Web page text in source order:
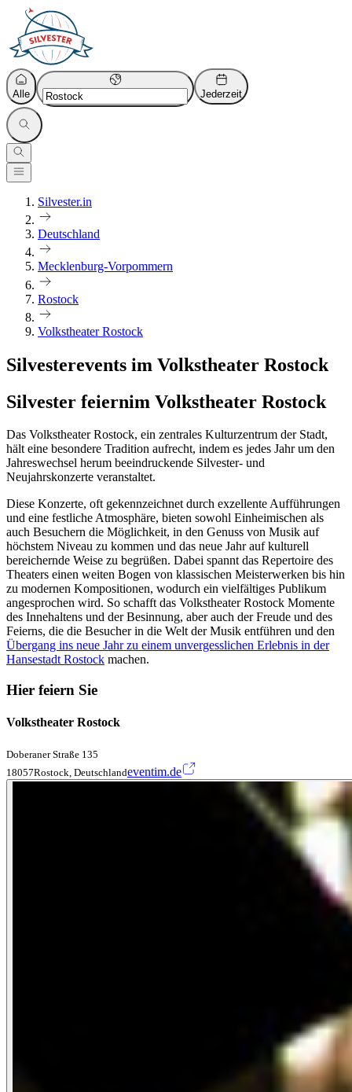
Alle Jederzeit
Silvester.in
Deutschland
Mecklenburg-Vorpommern
Rostock
Volkstheater Rostock
Silvesterevents im Volkstheater Rostock
Silvester feiernim Volkstheater Rostock
Das Volkstheater Rostock, ein zentrales Kulturzentrum der Stadt,
hält eine besondere Tradition aufrecht, indem es jedes Jahr um den
Jahreswechsel herum beeindruckende Silvester- und
Neujahrskonzerte veranstaltet.
Diese Konzerte, oft gekennzeichnet durch exzellente Aufführungen
und eine festliche Atmosphäre, bieten sowohl Einheimischen als
auch Besuchern die Möglichkeit, in den Genuss von Musik auf
höchstem Niveau zu kommen und das neue Jahr auf kulturell
bereichernde Weise zu begrüßen. Dabei spannt das Repertoire des
Theaters einen weiten Bogen von klassischen Meisterwerken bis hin
zu modernen Kompositionen, wodurch ein vielfältiges Publikum
angesprochen wird. So schafft das Volkstheater Rostock Momente
des Innehaltens und der Besinnung, aber auch der Freude und des
Feierns, die die Besucher in die Welt der Musik entführen und den
Übergang ins neue Jahr zu einem unvergesslichen Erlebnis in der
Hansestadt Rostock machen.
Hier feiern Sie
Volkstheater Rostock
Doberaner Straße 135
18057Rostock, Deutschlandeventim.de